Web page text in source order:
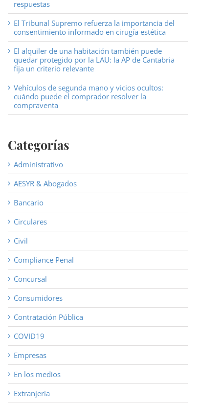
respuestas
El Tribunal Supremo refuerza la importancia del
consentimiento informado en cirugía estética
El alquiler de una habitación también puede
quedar protegido por la LAU: la AP de Cantabria
fija un criterio relevante
Vehículos de segunda mano y vicios ocultos:
cuándo puede el comprador resolver la
compraventa
Categorías
Administrativo
AESYR & Abogados
Bancario
Circulares
Civil
Compliance Penal
Concursal
Consumidores
Contratación Pública
COVID19
Empresas
En los medios
Extranjería